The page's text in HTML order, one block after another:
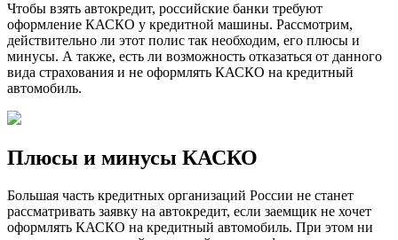
Чтобы взять автокредит, российские банки требуют
оформление КАСКО у кредитной машины. Рассмотрим,
действительно ли этот полис так необходим, его плюсы и
минусы. А также, есть ли возможность отказаться от данного
вида страхования и не оформлять КАСКО на кредитный
автомобиль.
Плюсы и минусы КАСКО
Большая часть кредитных организаций России не станет
рассматривать заявку на автокредит, если заемщик не хочет
оформлять КАСКО на кредитный автомобиль. При этом ни